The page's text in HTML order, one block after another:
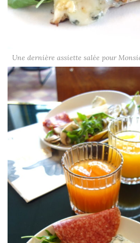
Une dernière assiette salée pour